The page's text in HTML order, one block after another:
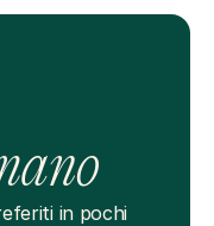
in pochi